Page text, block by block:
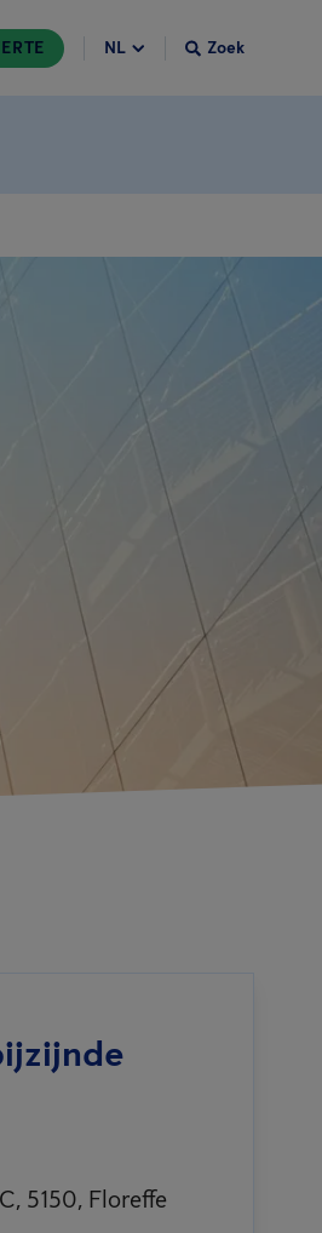
Zoek
5150, Floreffe